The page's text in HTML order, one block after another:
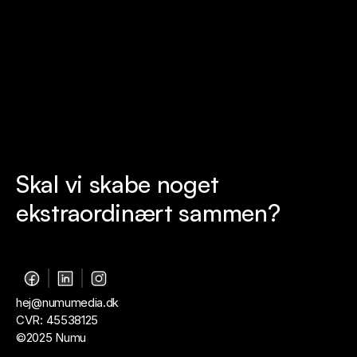
Skal vi skabe noget
ekstraordinært sammen?
Gratis webanalyse
hej@numumedia.dk
CVR: 45538125
©2025 Numu